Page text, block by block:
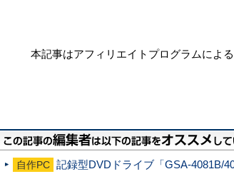
本記事はアフィリエイトプログラムによ
自作PC 記録型DVDドライブ「GSA-4081B/